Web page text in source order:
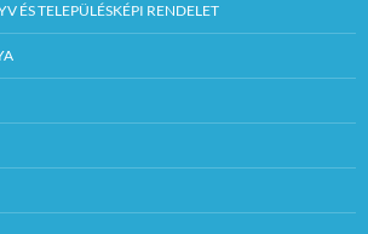
ÉS TELEPÜLÉSKÉPI RENDELET